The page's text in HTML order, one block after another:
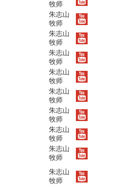
牧师
朱志山
牧师
朱志山
牧师
朱志山
牧师
朱志山
牧师
朱志山
牧师
朱志山
牧师
朱志山
牧师
朱志山
牧师
朱志山
牧师